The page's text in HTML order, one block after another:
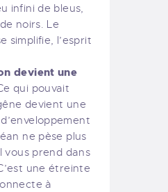
infini de bleus,
noirs. Le
simplifie, l’esprit
devient une
qui pouvait
devient une
ne pèse plus
vous prend dans
une étreinte
à